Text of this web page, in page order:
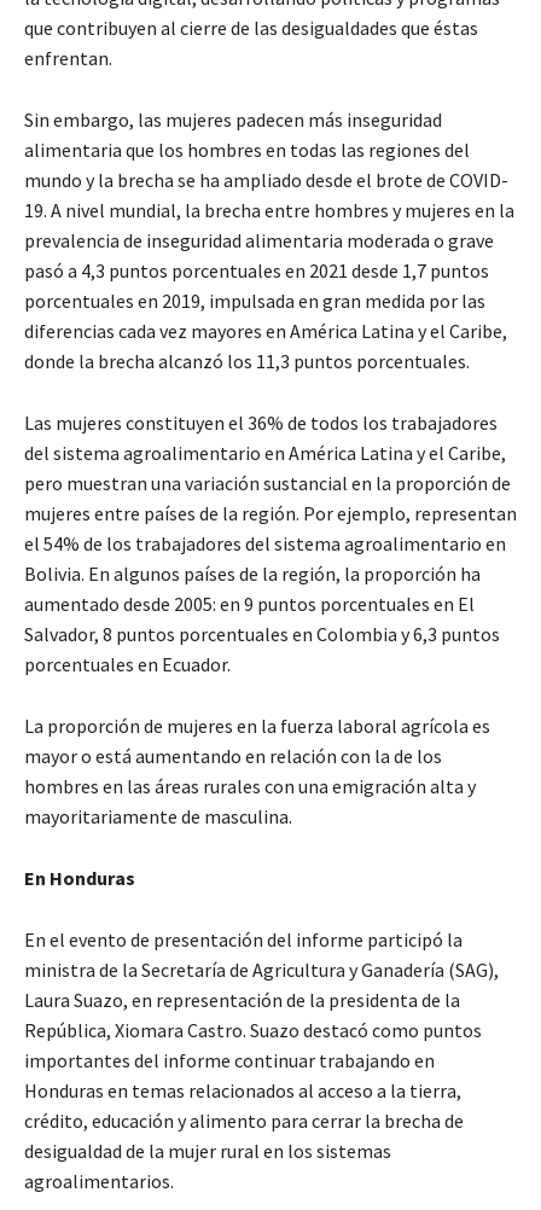
que contribuyen al cierre de las desigualdades que éstas
enfrentan.
Sin embargo, las mujeres padecen más inseguridad
alimentaria que los hombres en todas las regiones del
mundo y la brecha se ha ampliado desde el brote de COVID-
19. A nivel mundial, la brecha entre hombres y mujeres en la
prevalencia de inseguridad alimentaria moderada o grave
pasó a 4,3 puntos porcentuales en 2021 desde 1,7 puntos
porcentuales en 2019, impulsada en gran medida por las
diferencias cada vez mayores en América Latina y el Caribe,
donde la brecha alcanzó los 11,3 puntos porcentuales.
Las mujeres constituyen el 36% de todos los trabajadores
del sistema agroalimentario en América Latina y el Caribe,
pero muestran una variación sustancial en la proporción de
mujeres entre países de la región. Por ejemplo, representan
el 54% de los trabajadores del sistema agroalimentario en
Bolivia. En algunos países de la región, la proporción ha
aumentado desde 2005: en 9 puntos porcentuales en El
Salvador, 8 puntos porcentuales en Colombia y 6,3 puntos
porcentuales en Ecuador.
La proporción de mujeres en la fuerza laboral agrícola es
mayor o está aumentando en relación con la de los
hombres en las áreas rurales con una emigración alta y
mayoritariamente de masculina.
En Honduras
En el evento de presentación del informe participó la
ministra de la Secretaría de Agricultura y Ganadería (SAG),
Laura Suazo, en representación de la presidenta de la
República, Xiomara Castro. Suazo destacó como puntos
importantes del informe continuar trabajando en
Honduras en temas relacionados al acceso a la tierra,
crédito, educación y alimento para cerrar la brecha de
desigualdad de la mujer rural en los sistemas
agroalimentarios.